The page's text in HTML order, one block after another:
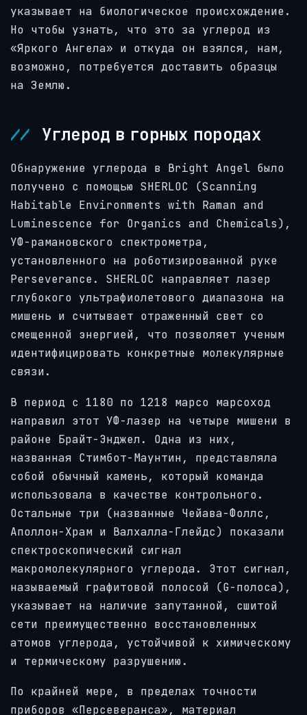
указывает на биологическое происхождение.
Но чтобы узнать, что это за углерод из
«Яркого Ангела» и откуда он взялся, нам,
возможно, потребуется доставить образцы
на Землю.
Углерод в горных породах
Обнаружение углерода в Bright Angel было
получено с помощью SHERLOC (Scanning
Habitable Environments with Raman and
Luminescence for Organics and Chemicals),
УФ-рамановского спектрометра,
установленного на роботизированной руке
Perseverance. SHERLOC направляет лазер
глубокого ультрафиолетового диапазона на
мишень и считывает отраженный свет со
смещенной энергией, что позволяет ученым
идентифицировать конкретные молекулярные
связи.
В период с 1180 по 1218 марсо марсоход
направил этот УФ-лазер на четыре мишени в
районе Брайт-Энджел. Одна из них,
названная Стимбот-Маунтин, представляла
собой обычный камень, который команда
использовала в качестве контрольного.
Остальные три (названные Чейава-Фоллс,
Аполлон-Храм и Валхалла-Глейдс) показали
спектроскопический сигнал
макромолекулярного углерода. Этот сигнал,
называемый графитовой полосой (G-полоса),
указывает на наличие запутанной, сшитой
сети преимущественно восстановленных
атомов углерода, устойчивой к химическому
и термическому разрушению.
По крайней мере, в пределах точности
приборов «Персеверанса», материал